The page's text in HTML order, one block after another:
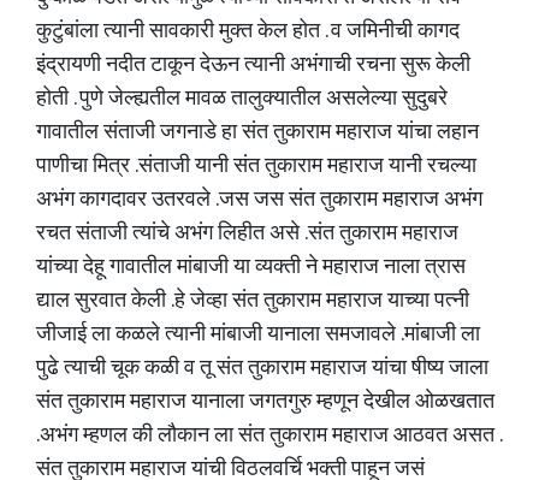
कुटुंबांला त्यानी सावकारी मुक्त केल होत . व जमिनीची कागद
इंद्रायणी नदीत टाकून देऊन त्यानी अभंगाची रचना सुरू केली
होती . पुणे जेल्ह्यतील मावळ तालुक्यातील असलेल्या सुदुबरे
गावातील संताजी जगनाडे हा संत तुकाराम महाराज यांचा लहान
पाणीचा मित्र .संताजी यानी संत तुकाराम महाराज यानी रचल्या
अभंग कागदावर उतरवले .जस जस संत तुकाराम महाराज अभंग
रचत संताजी त्यांचे अभंग लिहीत असे .संत तुकाराम महाराज
यांच्या देहू गावातील मांबाजी या व्यक्ती ने महाराज नाला त्रास
द्याल सुरवात केली .हे जेव्हा संत तुकाराम महाराज याच्या पत्नी
जीजाई ला कळले त्यानी मांबाजी यानाला समजावले .मांबाजी ला
पुढे त्याची चूक कळी व तू संत तुकाराम महाराज यांचा षीष्य जाला
संत तुकाराम महाराज यानाला जगतगुरु म्हणून देखील ओळखतात
.अभंग म्हणल की लौकान ला संत तुकाराम महाराज आठवत असत .
संत तुकाराम महाराज यांची विठलवर्चि भक्ती पाहून जसं